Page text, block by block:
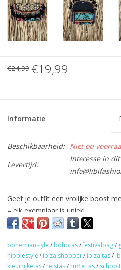
€24,99 €19,99
Informatie
Beschikbaarheid: Niet op
Levertijd:
Interesse in
Geef je outfit een vrolijke boost
– elk exemplaar is uniek!
Compact van formaat, maar ruim
graag bij je hebt.
Met de hand gemaakt in India en
bohemianstyle / bohotas/festivalbag/
hippiestyle / ibiza shopper/ ibiza tas/
kleurrijketas/ reistas/ ruffle tas/